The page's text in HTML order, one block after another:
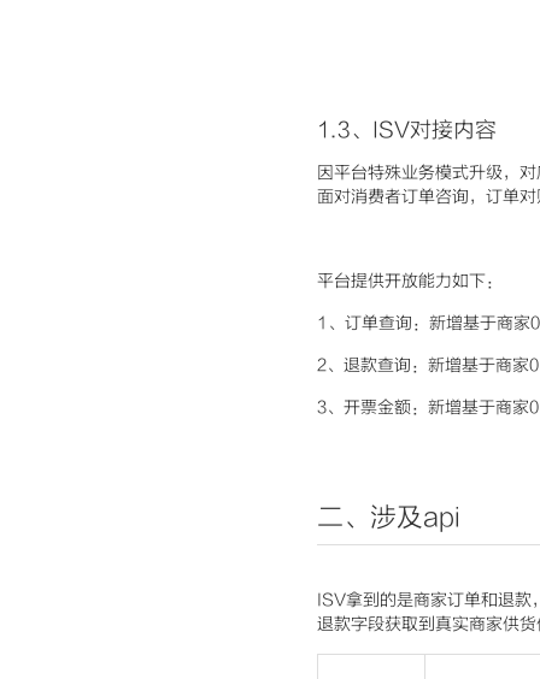
1.3、ISV对接内容
因平台特殊业务模式升级，
面对消费者订单咨询，订单
平台提供开放能力如下：
1、订单查询：新增基于商家
2、退款查询：新增基于商家
3、开票金额：新增基于商家
二、涉及api
ISV拿到的是商家订单和退款
退款字段获取到真实商家供